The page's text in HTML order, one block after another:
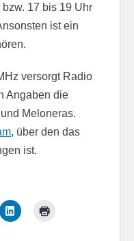
17 bis 19 Uhr
ist ein
versorgt Radio
Angaben die
Meloneras.
, über den das
ist.